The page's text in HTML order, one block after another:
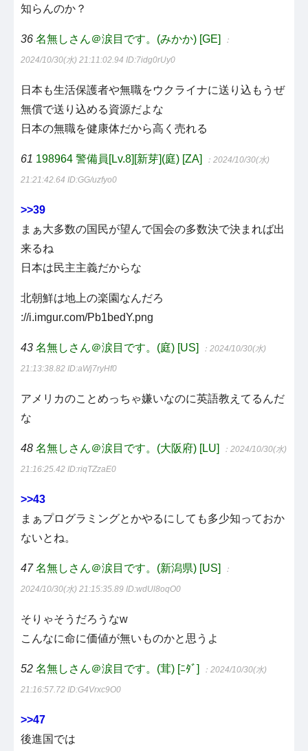
知らんのか？
36 名無しさん＠涙目です。(みかか) [GE] ：
2024/10/30(水) 21:11:02.94 ID:7idg0rUy0
日本も生活保護者や無職をウクライナに送り込もうぜ
無償で送り込める資源だよな
日本の無職を健康体だから高く売れる
61 198964 警備員[Lv.8][新芽](庭) [ZA] ：2024/10/30(水)
21:21:42.64 ID:GG/uzfyo0
>>39
まぁ大多数の国民が望んで国会の多数決で決まれば出
来るね
日本は民主主義だからな
北朝鮮は地上の楽園なんだろ
://i.imgur.com/Pb1bedY.png
43 名無しさん＠涙目です。(庭) [US] ：2024/10/30(水)
21:13:38.82 ID:aWj7ryHf0
アメリカのことめっちゃ嫌いなのに英語教えてるんだ
な
48 名無しさん＠涙目です。(大阪府) [LU] ：2024/10/30(水)
21:16:25.42 ID:riqTZzaE0
>>43
まぁプログラミングとかやるにしても多少知っておか
ないとね。
47 名無しさん＠涙目です。(新潟県) [US] ：
2024/10/30(水) 21:15:35.89 ID:wdUl8oqO0
そりゃそうだろうなw
こんなに命に価値が無いものかと思うよ
52 名無しさん＠涙目です。(茸) [ﾆﾀﾞ] ：2024/10/30(水)
21:16:57.72 ID:G4Vrxc9O0
>>47
後進国では